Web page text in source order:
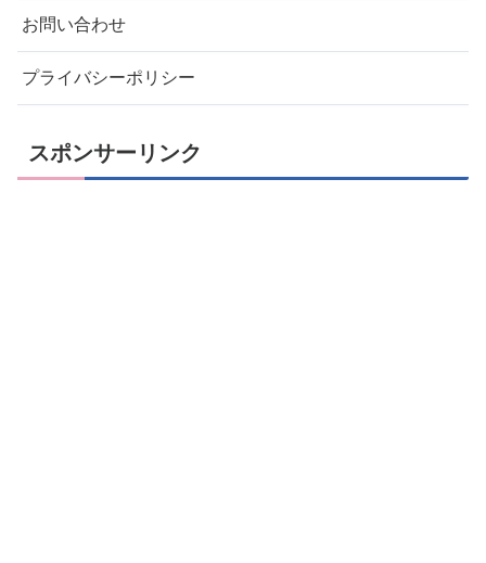
お問い合わせ
プライバシーポリシー
スポンサーリンク